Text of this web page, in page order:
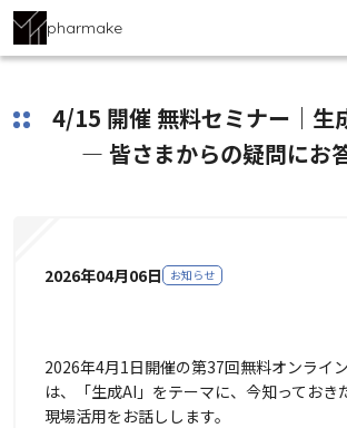
pharmake
4/15 開催 無料セミナー｜生
― 皆さまからの疑問にお
2026年04月06日 お知らせ
2026年4月1日開催の第37回無料オンライ
は、「生成AI」をテーマに、今知っておき
現場活用をお話しします。